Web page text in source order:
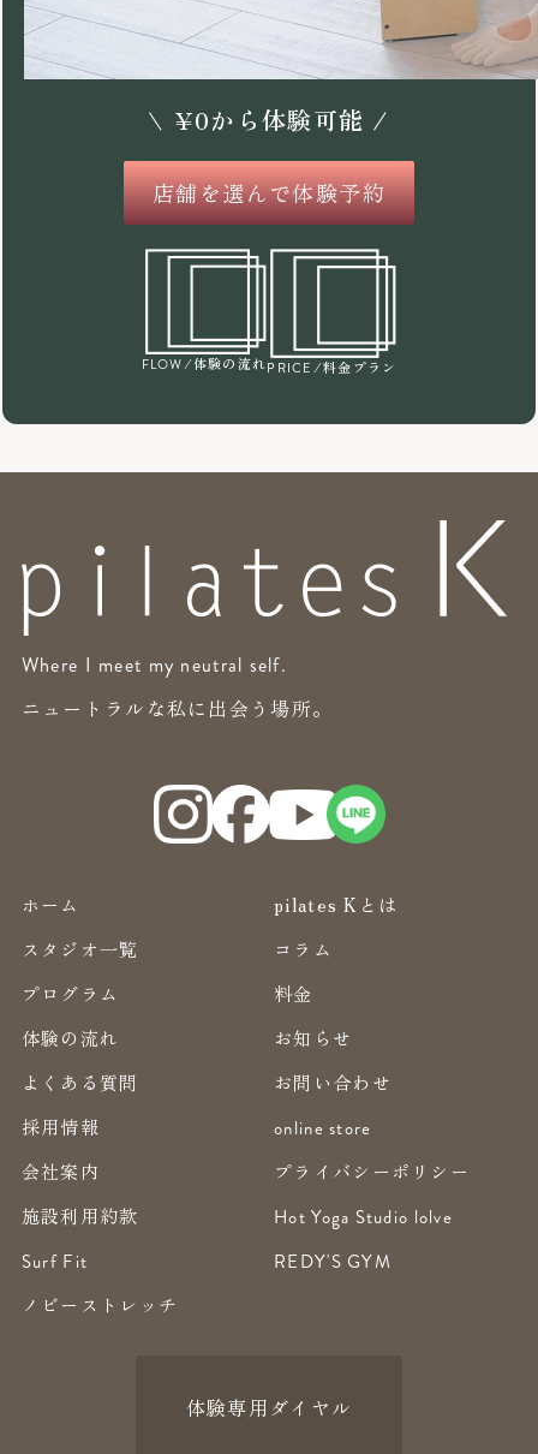
\ ¥0から体験可能 /
店舗を選んで体験予約
FLOW /体験の流れPRICE /料金プラン
Where I meet my neutral self.
ニュートラルな私に出会う場所。
ホーム
pilates Kとは
スタジオ一覧
コラム
プログラム
料金
体験の流れ
お知らせ
よくある質問
お問い合わせ
採用情報
online store
会社案内
プライバシーポリシー
施設利用約款
Hot Yoga Studio lolve
Surf Fit
REDY'S GYM
ノビーストレッチ
体験専用ダイヤル